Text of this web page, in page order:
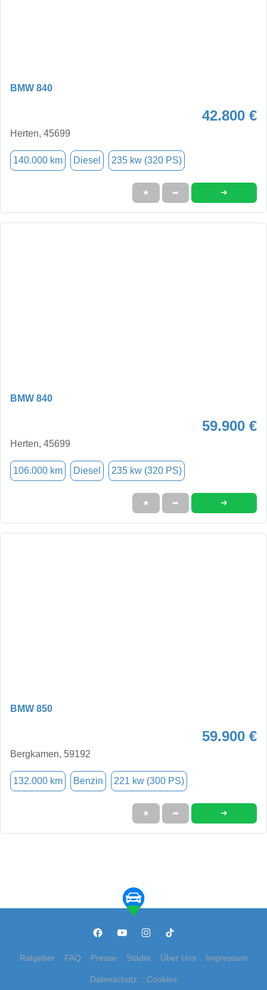
BMW 840
42.800 €
Herten, 45699
140.000 km Diesel 235 kw (320 PS)
★ ➦ ➜
BMW 840
59.900 €
Herten, 45699
106.000 km Diesel 235 kw (320 PS)
★ ➦ ➜
BMW 850
59.900 €
Bergkamen, 59192
132.000 km Benzin 221 kw (300 PS)
★ ➦ ➜
Ratgeber FAQ Presse Städte Über Uns Impressum
Datenschutz Cookies